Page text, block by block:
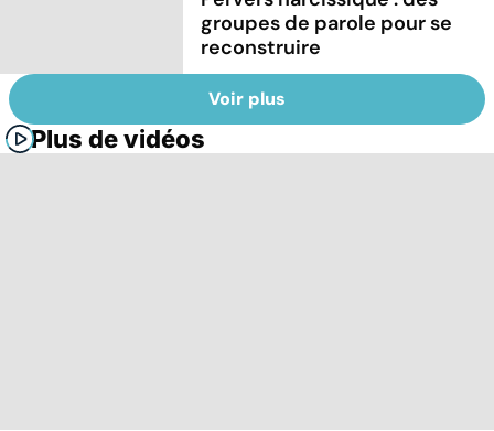
groupes de parole pour se
reconstruire
Voir plus
Plus de vidéos